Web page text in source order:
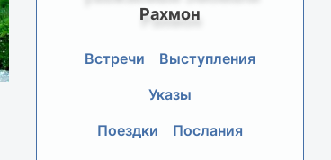
Рахмон
Встречи
Выступления
Указы
Поездки
Послания